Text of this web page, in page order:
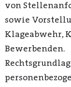
von
sowie
Klageabwehr,
Bewerbenden.